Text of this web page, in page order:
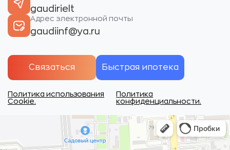
gaudirielt
Адрес электронной почты
gaudiinf@ya.ru
Связаться Быстрая ипотека
Политика использования
Cookie.
Политика
конфиденциальности.